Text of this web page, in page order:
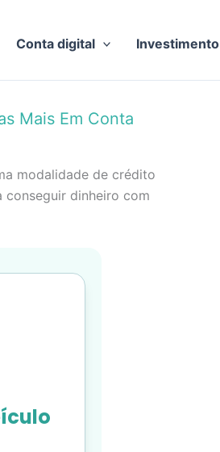
Conta digital Investimento
Mais Em Conta
modalidade de crédito
dinheiro com